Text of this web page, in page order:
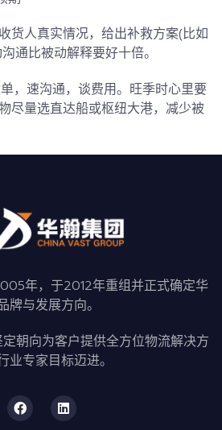
货人真实情况，给出补救方案(比如
通比被动解释要好十倍。
，速沟通，谈费用。旺季时心里要
尽量选直达船或枢纽大港，减少被
年，于2012年重组并正式确定华
牌与发展方向。
朝向为客户提供全方位物流解决方
业专家目标迈进。